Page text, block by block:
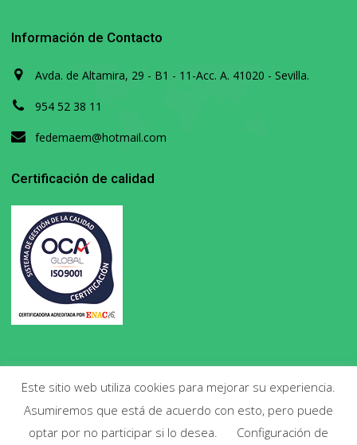
Información de Contacto
Avda. de Altamira, 29 - B1 - 11-Acc. A. 41020 - Sevilla.
954 52 38 11
fedemaem@hotmail.com
Certificación de calidad
Copyright 2020. Todos los derechos reservados.
Este sitio web utiliza cookies para mejorar su experiencia.
Asumiremos que está de acuerdo con esto, pero puede
optar por no participar si lo desea.
Configuración de